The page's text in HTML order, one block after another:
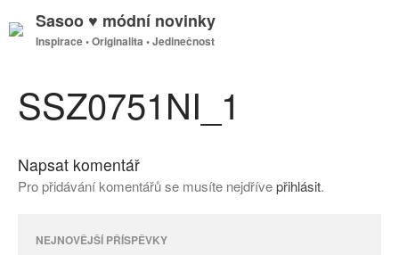
Proužek – Hit letošní sezóny >
Sasoo ♥ módní novinky
Inspirace • Originalita • Jedinečnost
SSZ0751NI_1
Napsat komentář
Pro přidávání komentářů se musíte nejdřívepřihlásit.
NEJNOVĚJŠÍ PŘÍSPĚVKY